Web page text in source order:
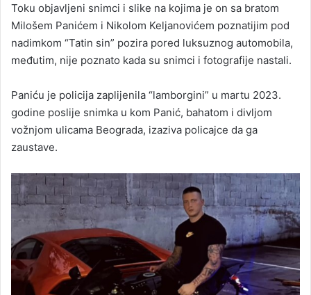
Toku objavljeni snimci i slike na kojima je on sa bratom
Milošem Panićem i Nikolom Keljanovićem poznatijim pod
nadimkom “Tatin sin” pozira pored luksuznog automobila,
međutim, nije poznato kada su snimci i fotografije nastali.
Paniću je policija zaplijenila “lamborgini” u martu 2023.
godine poslije snimka u kom Panić, bahatom i divljom
vožnjom ulicama Beograda, izaziva policajce da ga
zaustave.